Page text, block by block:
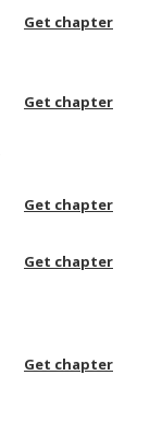
Get chapter
Get chapter
Get chapter
Get chapter
Get chapter